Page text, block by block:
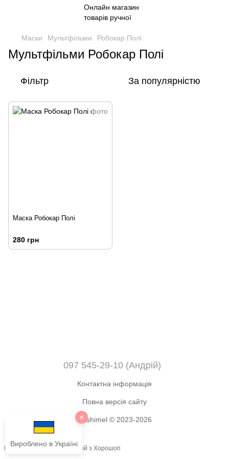
Вироблено в Україні
×
Маски Мультфільми Робокар Полі
Мультфільми Робокар Полі
Фільтр За популярністю
Маска Робокар Полі
280 грн
097 545-29-10 (Андрій)
Контактна інформація
Повна версія сайту
Okshimel © 2023-2026
Інтернет-магазин створений з Хорошоп